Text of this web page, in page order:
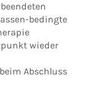
bedingte
wieder
Abschluss